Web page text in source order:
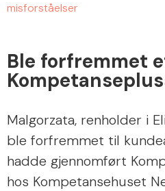
misforståelser
Ble forfremmet
Malgorzata, renholder i
ble forfremmet til
hadde gjennomført
hos Kompetansehuset